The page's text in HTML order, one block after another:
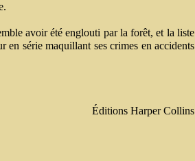
avoir été englouti par la forêt, et la liste
en série maquillant ses crimes en accidents
Éditions Harper Collins